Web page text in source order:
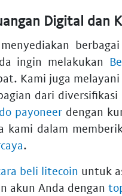
Digital dan
menyediakan
ingin melakukan
Kami juga
dari
payoneer dengan
kami dalam
.
beli litecoin untuk
akun Anda dengan